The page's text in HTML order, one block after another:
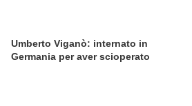
Umberto Viganò: internato in
Germania per aver scioperato